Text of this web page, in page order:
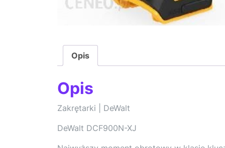
Opis
Opis
Zakrętarki | DeWalt
DeWalt DCF900N-XJ